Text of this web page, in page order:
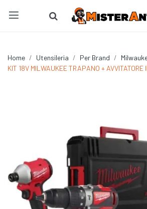
Home Utensileria Per Brand
KIT 18V MILWAUKEE TRAPANO +